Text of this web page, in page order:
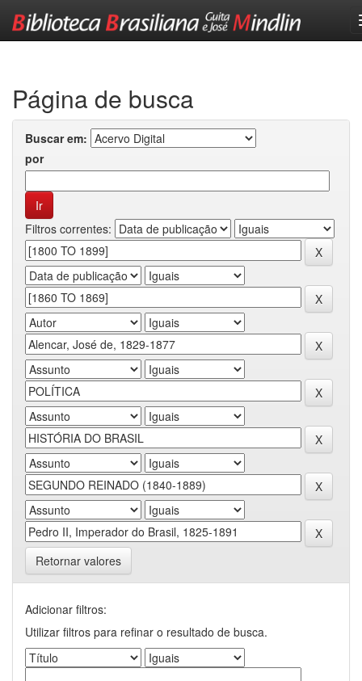
Página de busca
Buscar em:
por
Filtros correntes:
Retornar valores
Adicionar filtros:
Utilizar filtros para refinar o resultado de busca.